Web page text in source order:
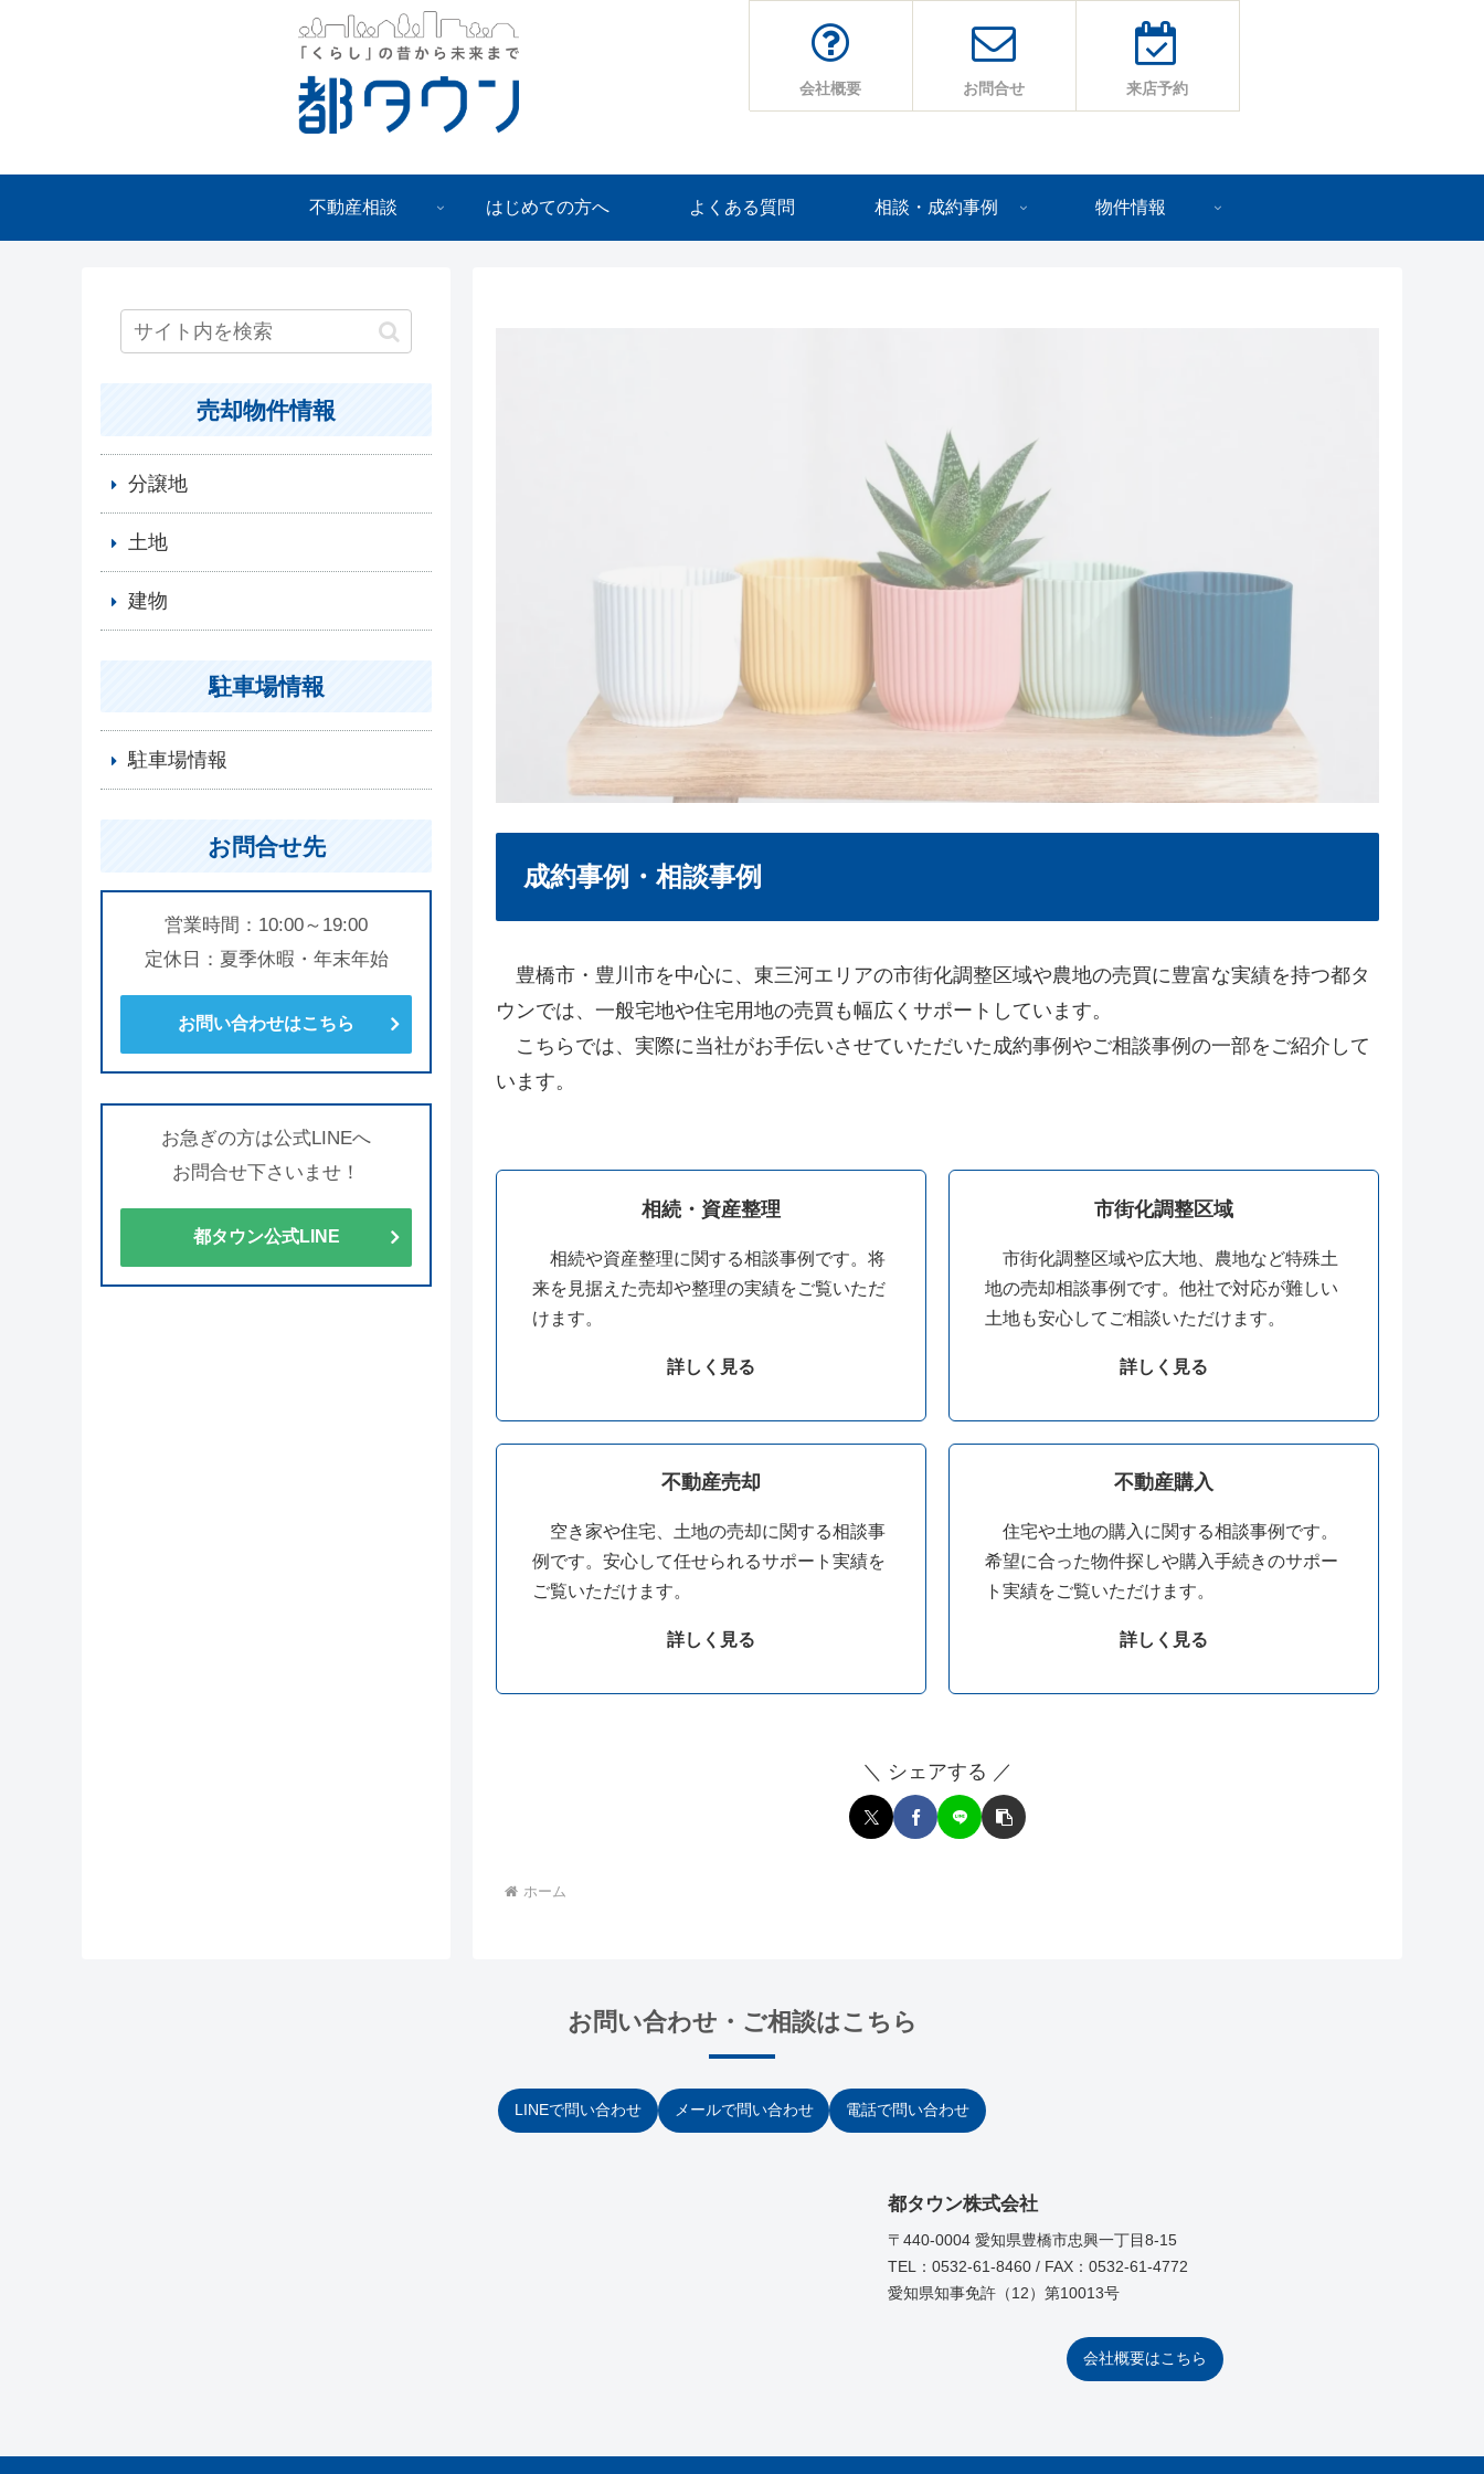
会社概要 お問合せ 来店予約
不動産相談 はじめての方へ よくある質問 相談・成約事例 物件情報
成約事例・相談事例
豊橋市・豊川市を中心に、東三河エリアの市街化調整区域や農地の売買に豊富な実績を持つ都タ
ウンでは、一般宅地や住宅用地の売買も幅広くサポートしています。
こちらでは、実際に当社がお手伝いさせていただいた成約事例やご相談事例の一部をご紹介して
います。
相続・資産整理
相続や資産整理に関する相談事例です。将
来を見据えた売却や整理の実績をご覧いただ
けます。
詳しく見る
市街化調整区域
市街化調整区域や広大地、農地など特殊土
地の売却相談事例です。他社で対応が難しい
土地も安心してご相談いただけます。
詳しく見る
不動産売却
空き家や住宅、土地の売却に関する相談事
例です。安心して任せられるサポート実績を
ご覧いただけます。
詳しく見る
不動産購入
住宅や土地の購入に関する相談事例です。
希望に合った物件探しや購入手続きのサポー
ト実績をご覧いただけます。
詳しく見る
＼ シェアする ／
ホーム
売却物件情報
分譲地
土地
建物
駐車場情報
駐車場情報
お問合せ先
営業時間：10:00～19:00
定休日：夏季休暇・年末年始
お問い合わせはこちら
お急ぎの方は公式LINEへ
お問合せ下さいませ！
都タウン公式LINE
お問い合わせ・ご相談はこちら
LINEで問い合わせ メールで問い合わせ 電話で問い合わせ
都タウン株式会社
〒440-0004 愛知県豊橋市忠興一丁目8-15
TEL：0532-61-8460 / FAX：0532-61-4772
愛知県知事免許（12）第10013号
会社概要はこちら